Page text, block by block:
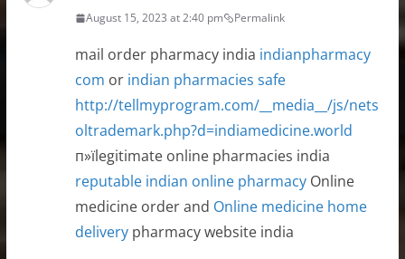
August 15, 2023 at 2:40 pm Permalink
mail order pharmacy india indianpharmacy
com or indian pharmacies safe
http://tellmyprogram.com/__media__/js/nets
oltrademark.php?d=indiamedicine.world
п»їlegitimate online pharmacies india
reputable indian online pharmacyOnline
medicine order and Online medicine home
deliverypharmacy website india